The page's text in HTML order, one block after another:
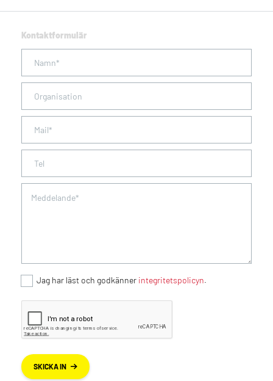
Kontaktformulär
Jag har läst och godkänner integritetspolicyn.
SKICKA IN